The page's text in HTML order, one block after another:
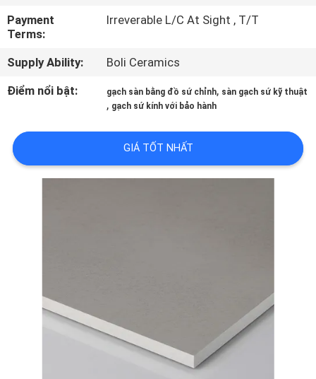
SOÁT
CHẤT
LƯỢNG
HỆ
VỚI
CHÚNG
Payment
Terms:
Irreverable L/C At Sight , T/T
Supply Ability:
Boli Ceramics
Điểm nổi bật:
gạch sàn bằng đồ sứ chỉnh, sàn gạch sứ kỹ thuật
, gạch sứ kính với bảo hành
GIÁ TỐT NHẤT